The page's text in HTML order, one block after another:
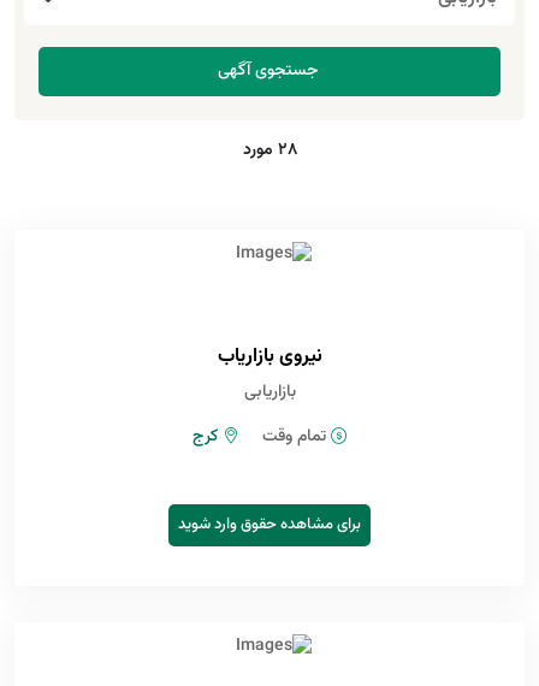
28 مورد
نیروی بازاریاب
بازاریابی
تمام وقت
کرج
برای مشاهده حقوق وارد شوید